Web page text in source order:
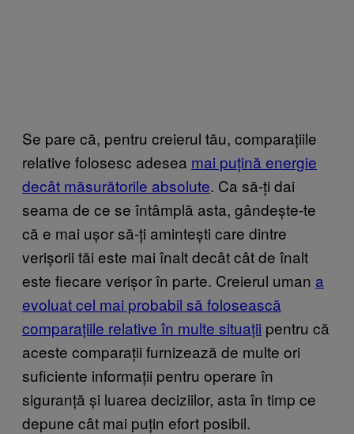
Se pare că, pentru creierul tău, comparațiile
relative folosesc adesea mai puțină energie
decât măsurătorile absolute. Ca să-ți dai
seama de ce se întâmplă asta, gândește-te
că e mai ușor să-ți amintești care dintre
verișorii tăi este mai înalt decât cât de înalt
este fiecare verișor în parte. Creierul uman a
evoluat cel mai probabil să folosească
comparațiile relative în multe situații pentru că
aceste comparații furnizează de multe ori
suficiente informații pentru operare în
siguranță și luarea deciziilor, asta în timp ce
depune cât mai puțin efort posibil.